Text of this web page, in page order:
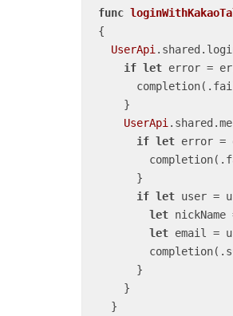
func
{
UserApi
if let error =
UserApi
if let error =
if let user =
let nickName
let email =